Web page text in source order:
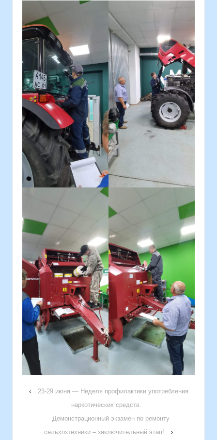
‹
23-29 июня — Неделя профилактики употребления
наркотических средств.
Демонстрационный экзамен по ремонту
сельхозтехники – заключительный этап!
›